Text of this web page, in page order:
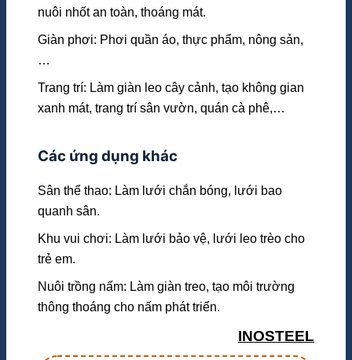
nuôi nhốt an toàn, thoáng mát.
Giàn phơi: Phơi quần áo, thực phẩm, nông sản,
…
Trang trí: Làm giàn leo cây cảnh, tạo không gian
xanh mát, trang trí sân vườn, quán cà phê,…
Các ứng dụng khác
Sân thể thao: Làm lưới chắn bóng, lưới bao
quanh sân.
Khu vui chơi: Làm lưới bảo vệ, lưới leo trèo cho
trẻ em.
Nuôi trồng nấm: Làm giàn treo, tạo môi trường
thông thoáng cho nấm phát triển.
INOSTEEL